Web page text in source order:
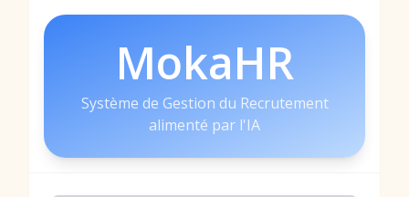
MokaHR
Système de Gestion du Recrutement
alimenté par l'IA